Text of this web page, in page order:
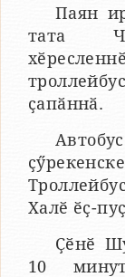
Паян
тата
ҫапӑннӑ.
Халӗ ӗҫ-
Ҫӗнӗ
10